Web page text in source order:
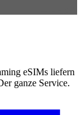
eSIMs liefern
ganze Service.